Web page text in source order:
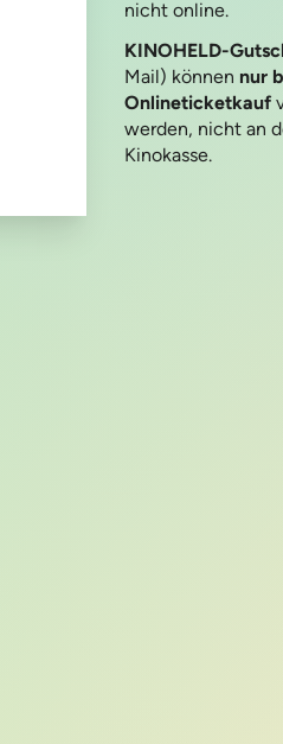
nicht online.
KINOHELD-
Mail) können nur
Onlineticketkauf
werden, nicht an
Kinokasse.